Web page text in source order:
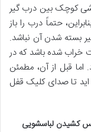
کوچک بین درب گیر
حتماً درب را باز
بسته شدن آن نباشد.
خراب شده باشد که در
قبل از آن، مطمئن
تا صدای کلیک قفل
کشیدن لباسشویی